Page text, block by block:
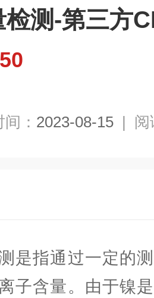
测-第三方
： 2023-08-15 | 阅
是指通过一定的
子含量。由于镍